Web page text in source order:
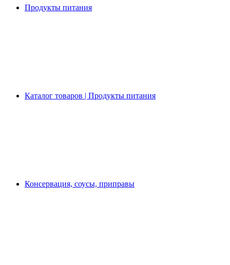
Продукты питания
Каталог товаров | Продукты питания
Консервация, соусы, приправы